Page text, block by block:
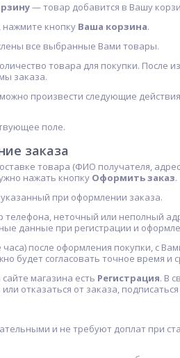
— товар добавится в Вашу
нажмите кнопку Ваша корзина.
все выбранные Вами товары.
товара для покупки. После
заказа.
произвести следующие
поле.
заказа
товара (ФИО получателя,
нажать кнопку Оформить заказ.
при оформлении заказа.
неточный или неполный
данные при регистрации и
после оформления покупки, с
будет согласовать точное время и
магазина есть Регистрация. В
отказаться от заказа,
и не требуют доплат при